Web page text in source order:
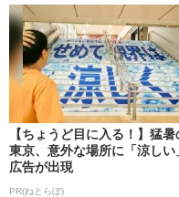
【ちょうど目に入る！】猛暑
東京、意外な場所に「涼しい
広告が出現
PR(ねとらぼ)